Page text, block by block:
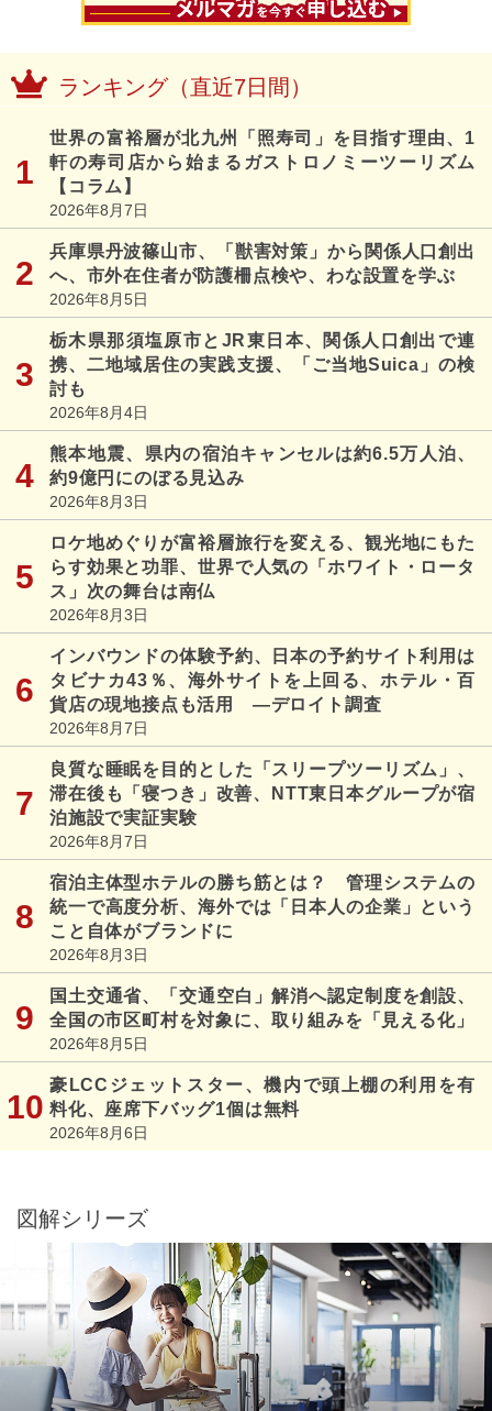
ランキング（直近7日間）
世界の富裕層が北九州「照寿司」を目指す理由、1
軒の寿司店から始まるガストロノミーツーリズム
【コラム】
2026年8月7日
兵庫県丹波篠山市、「獣害対策」から関係人口創出
へ、市外在住者が防護柵点検や、わな設置を学ぶ
2026年8月5日
栃木県那須塩原市とJR東日本、関係人口創出で連
携、二地域居住の実践支援、「ご当地Suica」の検
討も
2026年8月4日
熊本地震、県内の宿泊キャンセルは約6.5万人泊、
約9億円にのぼる見込み
2026年8月3日
ロケ地めぐりが富裕層旅行を変える、観光地にもた
らす効果と功罪、世界で人気の「ホワイト・ロータ
ス」次の舞台は南仏
2026年8月3日
インバウンドの体験予約、日本の予約サイト利用は
タビナカ43％、海外サイトを上回る、ホテル・百
貨店の現地接点も活用 ―デロイト調査
2026年8月7日
良質な睡眠を目的とした「スリープツーリズム」、
滞在後も「寝つき」改善、NTT東日本グループが宿
泊施設で実証実験
2026年8月7日
宿泊主体型ホテルの勝ち筋とは？ 管理システムの
統一で高度分析、海外では「日本人の企業」という
こと自体がブランドに
2026年8月3日
国土交通省、「交通空白」解消へ認定制度を創設、
全国の市区町村を対象に、取り組みを「見える化」
2026年8月5日
豪LCCジェットスター、機内で頭上棚の利用を有
料化、座席下バッグ1個は無料
2026年8月6日
図解シリーズ